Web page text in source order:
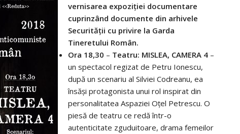
vernisarea expoziției documentare
cuprinzând documente din arhivele
Securității cu privire la Garda
Tineretului Român.
Ora 18,30 – Teatru: MISLEA, CAMERA 4 –
un spectacol regizat de Petru Ionescu,
după un scenariu al Silviei Codreanu, ea
însăși protagonista unui rol inspirat din
personalitatea Aspaziei Oțel Petrescu. O
piesă de teatru ce redă într-o
autenticitate zguduitoare, drama femeilor